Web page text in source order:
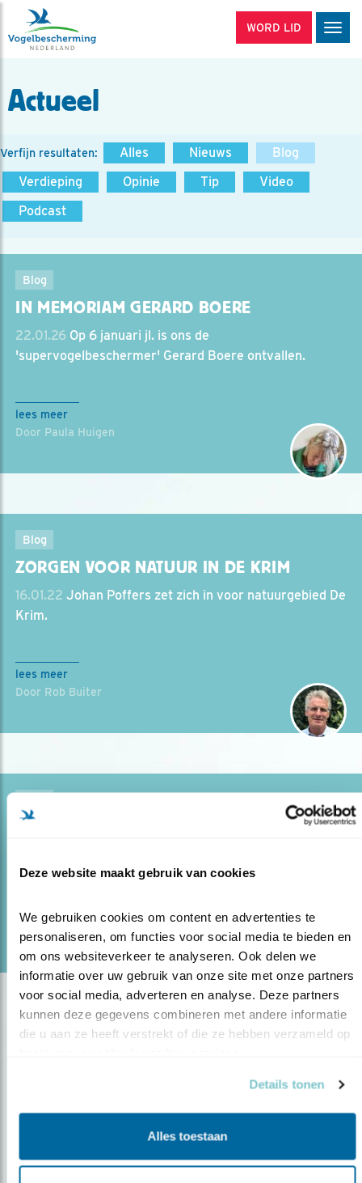
Deze website maakt gebruik van cookies
We gebruiken cookies om content en advertenties te
personaliseren, om functies voor social media te bieden en
om ons websiteverkeer te analyseren. Ook delen we
informatie over uw gebruik van onze site met onze partners
voor social media, adverteren en analyse. Deze partners
kunnen deze gegevens combineren met andere informatie
die u aan ze heeft verstrekt of die ze hebben verzameld op
Details tonen
Alles toestaan
WORD LID
Actueel
Verfijn resultaten: Alles Nieuws
Blog
Verdieping
Opinie Tip
Video
Podcast
Blog
IN MEMORIAM GERARD BOERE
22.01.26 Op 6 januari jl. is ons de
'supervogelbeschermer' Gerard Boere ontvallen.
lees meer
Door Paula Huigen
Blog
ZORGEN VOOR NATUUR IN DE KRIM
16.01.22 Johan Poffers zet zich in voor natuurgebied De
Krim.
lees meer
Door Rob Buiter
INTERVIEW MET JAN BENOIST
lees meer
Door Hans Peeters
Op de hoogte blijven?